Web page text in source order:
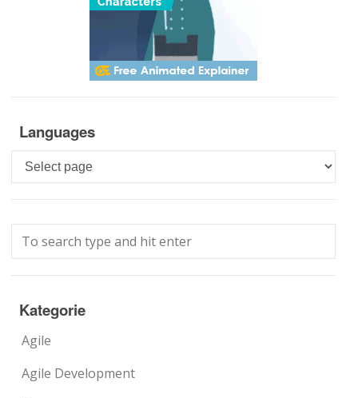
Languages
Languages
Kategorie
Agile
Agile Development